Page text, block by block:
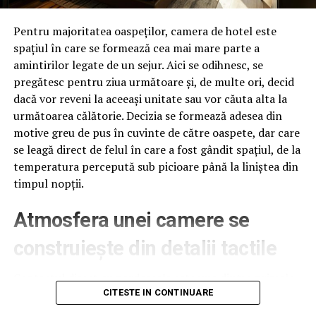
–Simona Haiduc, de la Tribunalul Satu Mare;
–Laura Miclo, de la Tribunalul Satu Mare;
–Remus Nemes, de la Tribunalul Satu Mare.
Lumea Justitiei prezinta dialogul privind solutiile
pentru cumintirea judecatorilor. Identificarea
personajelor a fost realizata de un procuror din
judetul Bihor, care ii cunoaste extrem de bine pe
procurorii de la DNA Oradea
MINUTUL 12:05 – 13:18
trei, o sa mai intre frica …
Pentru majoritatea oaspeților, camera de hotel este
spațiul în care se formează cea mai mare parte a
amintirilor legate de un sejur. Aici se odihnesc, se
pregătesc pentru ziua următoare și, de multe ori, decid
dacă vor reveni la aceeași unitate sau vor căuta alta la
următoarea călătorie. Decizia se formează adesea din
motive greu de pus în cuvinte de către oaspete, dar care
se leagă direct de felul în care a fost gândit spațiul, de la
temperatura percepută sub picioare până la liniștea din
timpul nopții.
Atmosfera unei camere se
construiește din detalii tactile
Contactul direct cu pardoseala este una dintre primele
senzații fizice pe care le are un oaspete atunci când
CITESTE IN CONTINUARE